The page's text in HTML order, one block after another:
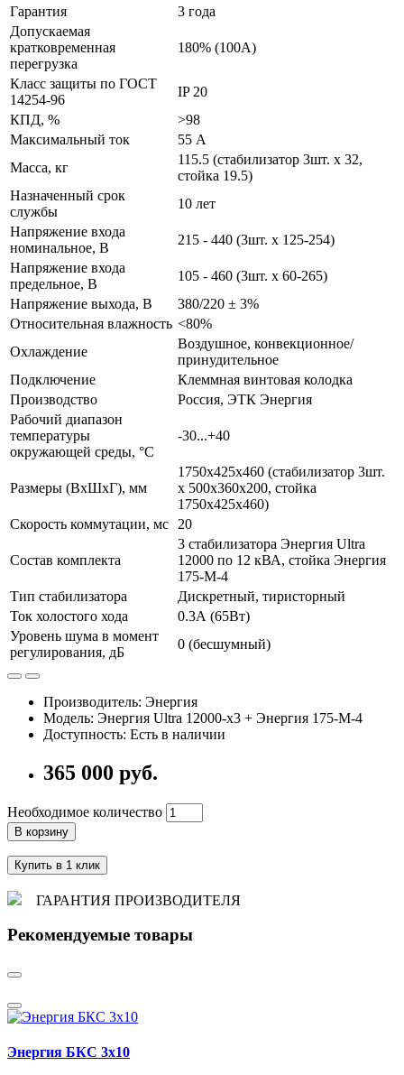
Гарантия
3 года
Допускаемая
кратковременная
перегрузка
180% (100А)
Класс защиты по ГОСТ
14254-96
IP 20
КПД, %
>98
Максимальный ток
55 А
Масса, кг
115.5 (стабилизатор 3шт. х 32,
стойка 19.5)
Назначенный срок
службы
10 лет
Напряжение входа
номинальное, В
215 - 440 (3шт. х 125-254)
Напряжение входа
предельное, В
105 - 460 (3шт. х 60-265)
Напряжение выхода, В
380/220 ± 3%
Относительная влажность <80%
Охлаждение
Воздушное, конвекционное/
принудительное
Подключение
Клеммная винтовая колодка
Производство
Россия, ЭТК Энергия
Рабочий диапазон
температуры
окружающей среды, °С
-30...+40
Размеры (ВхШхГ), мм
1750х425х460 (стабилизатор 3шт.
х 500х360х200, стойка
1750х425х460)
Скорость коммутации, мс
20
Состав комплекта
3 стабилизатора Энергия Ultra
12000 по 12 кВА, стойка Энергия
175-М-4
Тип стабилизатора
Дискретный, тиристорный
Ток холостого хода
0.3А (65Вт)
Уровень шума в момент
регулирования, дБ
0 (бесшумный)
Производитель: Энергия
Модель: Энергия Ultra 12000-x3 + Энергия 175-М-4
Доступность: Есть в наличии
365 000 руб.
Необходимое количество
В корзину
Купить в 1 клик
ГАРАНТИЯ ПРОИЗВОДИТЕЛЯ
Рекомендуемые товары
Энергия БКС 3x10